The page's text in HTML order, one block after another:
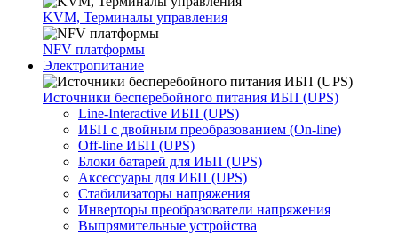
KVM, Терминалы управления
NFV платформы
Электропитание
Источники бесперебойного питания ИБП (UPS)
Line-Interactive ИБП (UPS)
ИБП с двойным преобразованием (On-line)
Off-line ИБП (UPS)
Блоки батарей для ИБП (UPS)
Аксессуары для ИБП (UPS)
Стабилизаторы напряжения
Инверторы преобразователи напряжения
Выпрямительные устройства